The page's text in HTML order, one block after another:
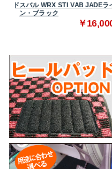
スバル WRX STI VAB JADEライ
ン・ブラック
￥16,000